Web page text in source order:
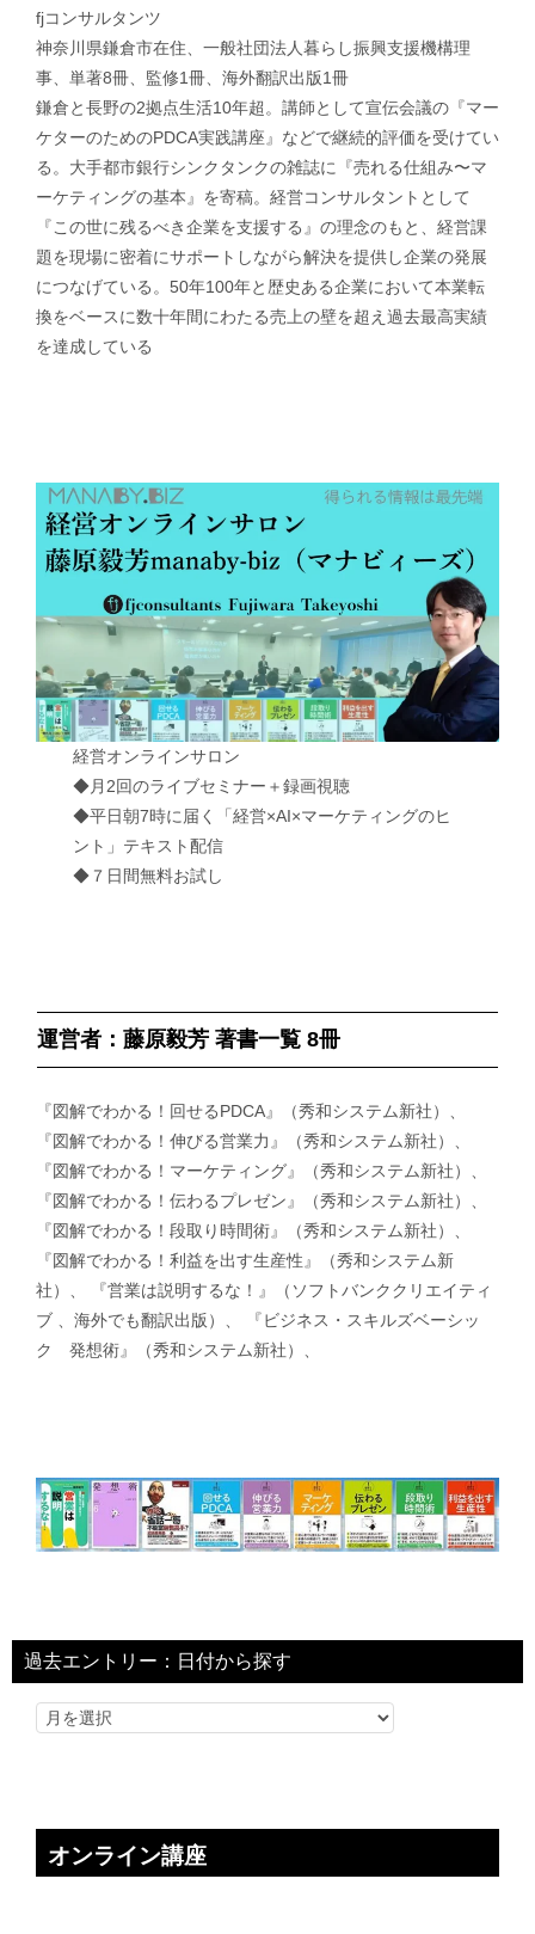
fjコンサルタンツ
神奈川県鎌倉市在住、一般社団法人暮らし振興支援機構理
事、単著8冊、監修1冊、海外翻訳出版1冊
鎌倉と長野の2拠点生活10年超。講師として宣伝会議の『マー
ケターのためのPDCA実践講座』などで継続的評価を受けてい
る。大手都市銀行シンクタンクの雑誌に『売れる仕組み〜マ
ーケティングの基本』を寄稿。経営コンサルタントとして
『この世に残るべき企業を支援する』の理念のもと、経営課
題を現場に密着にサポートしながら解決を提供し企業の発展
につなげている。50年100年と歴史ある企業において本業転
換をベースに数十年間にわたる売上の壁を超え過去最高実績
を達成している
経営オンラインサロン
◆月2回のライブセミナー＋録画視聴
◆平日朝7時に届く「経営×AI×マーケティングのヒ
ント」テキスト配信
◆７日間無料お試し
運営者：藤原毅芳 著書一覧 8冊
『図解でわかる！回せるPDCA』（秀和システム新社）、
『図解でわかる！伸びる営業力』（秀和システム新社）、
『図解でわかる！マーケティング』（秀和システム新社）、
『図解でわかる！伝わるプレゼン』（秀和システム新社）、
『図解でわかる！段取り時間術』（秀和システム新社）、
『図解でわかる！利益を出す生産性』（秀和システム新
社）、 『営業は説明するな！』（ソフトバンククリエイティ
ブ 、海外でも翻訳出版）、 『ビジネス・スキルズベーシッ
ク 発想術』（秀和システム新社）、
過去エントリー：日付から探す
オンライン講座